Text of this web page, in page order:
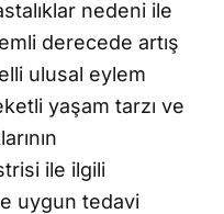
nedeni ile
derecede artış
ulusal eylem
yaşam tarzı ve
ile ilgili
uygun tedavi